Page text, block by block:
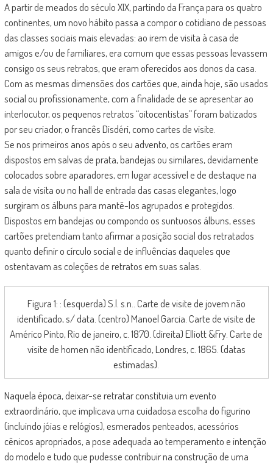
A partir de meados do século XIX, partindo da França para os quatro
continentes, um novo hábito passa a compor o cotidiano de pessoas
das classes sociais mais elevadas: ao irem de visita à casa de
amigos e/ou de familiares, era comum que essas pessoas levassem
consigo os seus retratos, que eram oferecidos aos donos da casa.
Com as mesmas dimensões dos cartões que, ainda hoje, são usados
social ou profissionamente, com a finalidade de se apresentar ao
interlocutor, os pequenos retratos “oitocentistas” foram batizados
por seu criador, o francês Disdéri, como cartes de visite.
Se nos primeiros anos após o seu advento, os cartões eram
dispostos em salvas de prata, bandejas ou similares, devidamente
colocados sobre aparadores, em lugar acessível e de destaque na
sala de visita ou no hall de entrada das casas elegantes, logo
surgiram os álbuns para mantê-los agrupados e protegidos.
Dispostos em bandejas ou compondo os suntuosos álbuns, esses
cartões pretendiam tanto afirmar a posição social dos retratados
quanto definir o círculo social e de influências daqueles que
ostentavam as coleções de retratos em suas salas.
Figura 1: : (esquerda) S.l. s.n.. Carte de visite de jovem não
identificado, s/ data. (centro) Manoel Garcia. Carte de visite de
Américo Pinto, Rio de janeiro, c. 1870. (direita) Elliott &Fry. Carte de
visite de homen não identificado, Londres, c. 1865. (datas
estimadas).
Naquela época, deixar-se retratar constituia um evento
extraordinário, que implicava uma cuidadosa escolha do figurino
(incluindo jóias e relógios), esmerados penteados, acessórios
cênicos apropriados, a pose adequada ao temperamento e intenção
do modelo e tudo que pudesse contribuir na construção de uma